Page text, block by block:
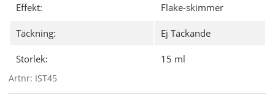
glans och hållbarhet.
Effekt: Flake-skimmer
Täckning: Ej Täckande
Storlek: 15 ml
Artnr: IST45